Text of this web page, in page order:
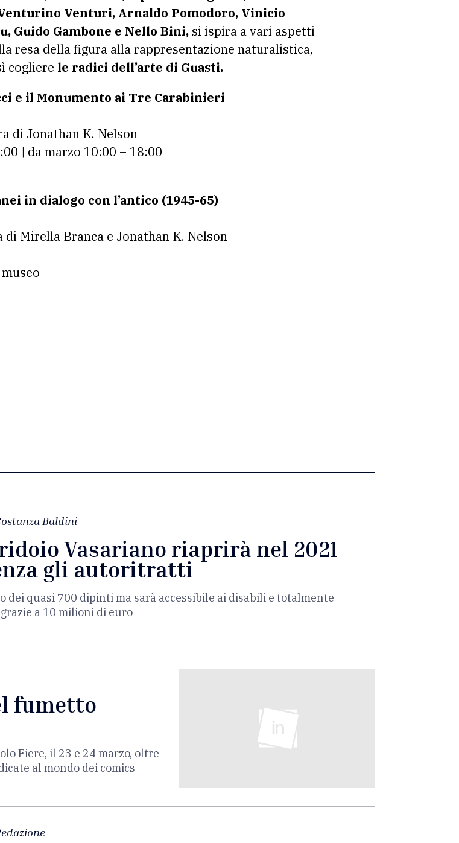
Venturi, Arnaldo Pomodoro, Vinicio
Gambone e Nello Bini, si ispira a vari aspetti
resa della figura alla rappresentazione naturalistica,
cogliere le radici dell’arte di Guasti.
e il Monumento ai Tre Carabinieri
di Jonathan K. Nelson
| da marzo 10:00 – 18:00
in dialogo con l’antico (1945-65)
Mirella Branca e Jonathan K. Nelson
Baldini
Vasariano riaprirà nel 2021
gli autoritratti
dei quasi 700 dipinti ma sarà accessibile ai disabili e totalmente
a 10 milioni di euro
fumetto
Fiere, il 23 e 24 marzo, oltre
al mondo dei comics